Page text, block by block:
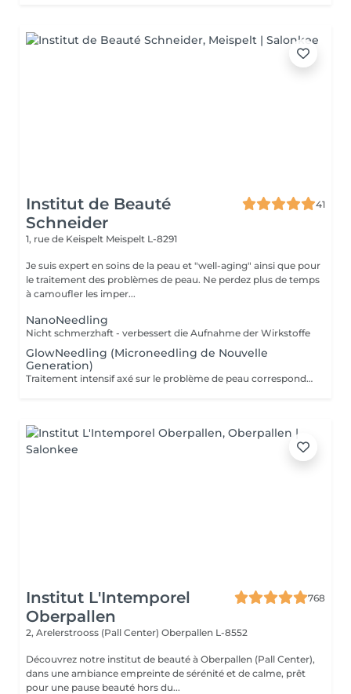
Institut de Beauté
Schneider
41
1, rue de Keispelt Meispelt L-8291
Je suis expert en soins de la peau et "well-aging" ainsi que pour
le traitement des problèmes de peau. Ne perdez plus de temps
à camoufler les imper...
NanoNeedling
Nicht schmerzhaft - verbessert die Aufnahme der Wirkstoffe
GlowNeedling (Microneedling de Nouvelle
Generation)
Traitement intensif axé sur le problème de peau correspondant. Domaines d'application : Rides/anti-âge, peau très sèche ou très grasse, cicatrices (d'acné), troubles de la pigmentation, etc. Il est recommandé d'effectuer au moins 4 traitements à 2-3 semaines d'intervalle pour obtenir de très bons résultats. Le Post-Needling kit est indispensable pour obtenir les meilleurs résultats. Veuillez réserver le traitement de découverte si vous êtes un nouveau client. Ceci est nécessaire pour exclure toute contre-indication et pour établir avec vous un plan de traitement adapté. Déroulement : Nettoyage, gommage, needling avec des substances actives de haute qualité adaptées au problème de peau, masque rafraîchissant, creme de soin, conseil.
Institut L'Intemporel
Oberpallen
768
2, Arelerstrooss (Pall Center) Oberpallen L-8552
Découvrez notre institut de beauté à Oberpallen (Pall Center),
dans une ambiance empreinte de sérénité et de calme, prêt
pour une pause beauté hors du...